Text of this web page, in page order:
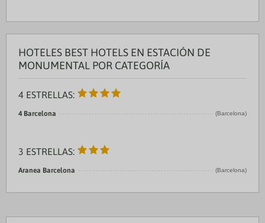
HOTELES BEST HOTELS EN ESTACIÓN DE
MONUMENTAL POR CATEGORÍA
4 ESTRELLAS:
4 Barcelona (Barcelona)
3 ESTRELLAS:
Aranea Barcelona (Barcelona)